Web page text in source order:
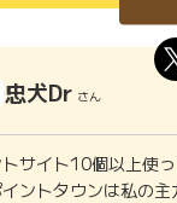
忠犬Dr さん
サイト10個以上使
ントタウンは私の主